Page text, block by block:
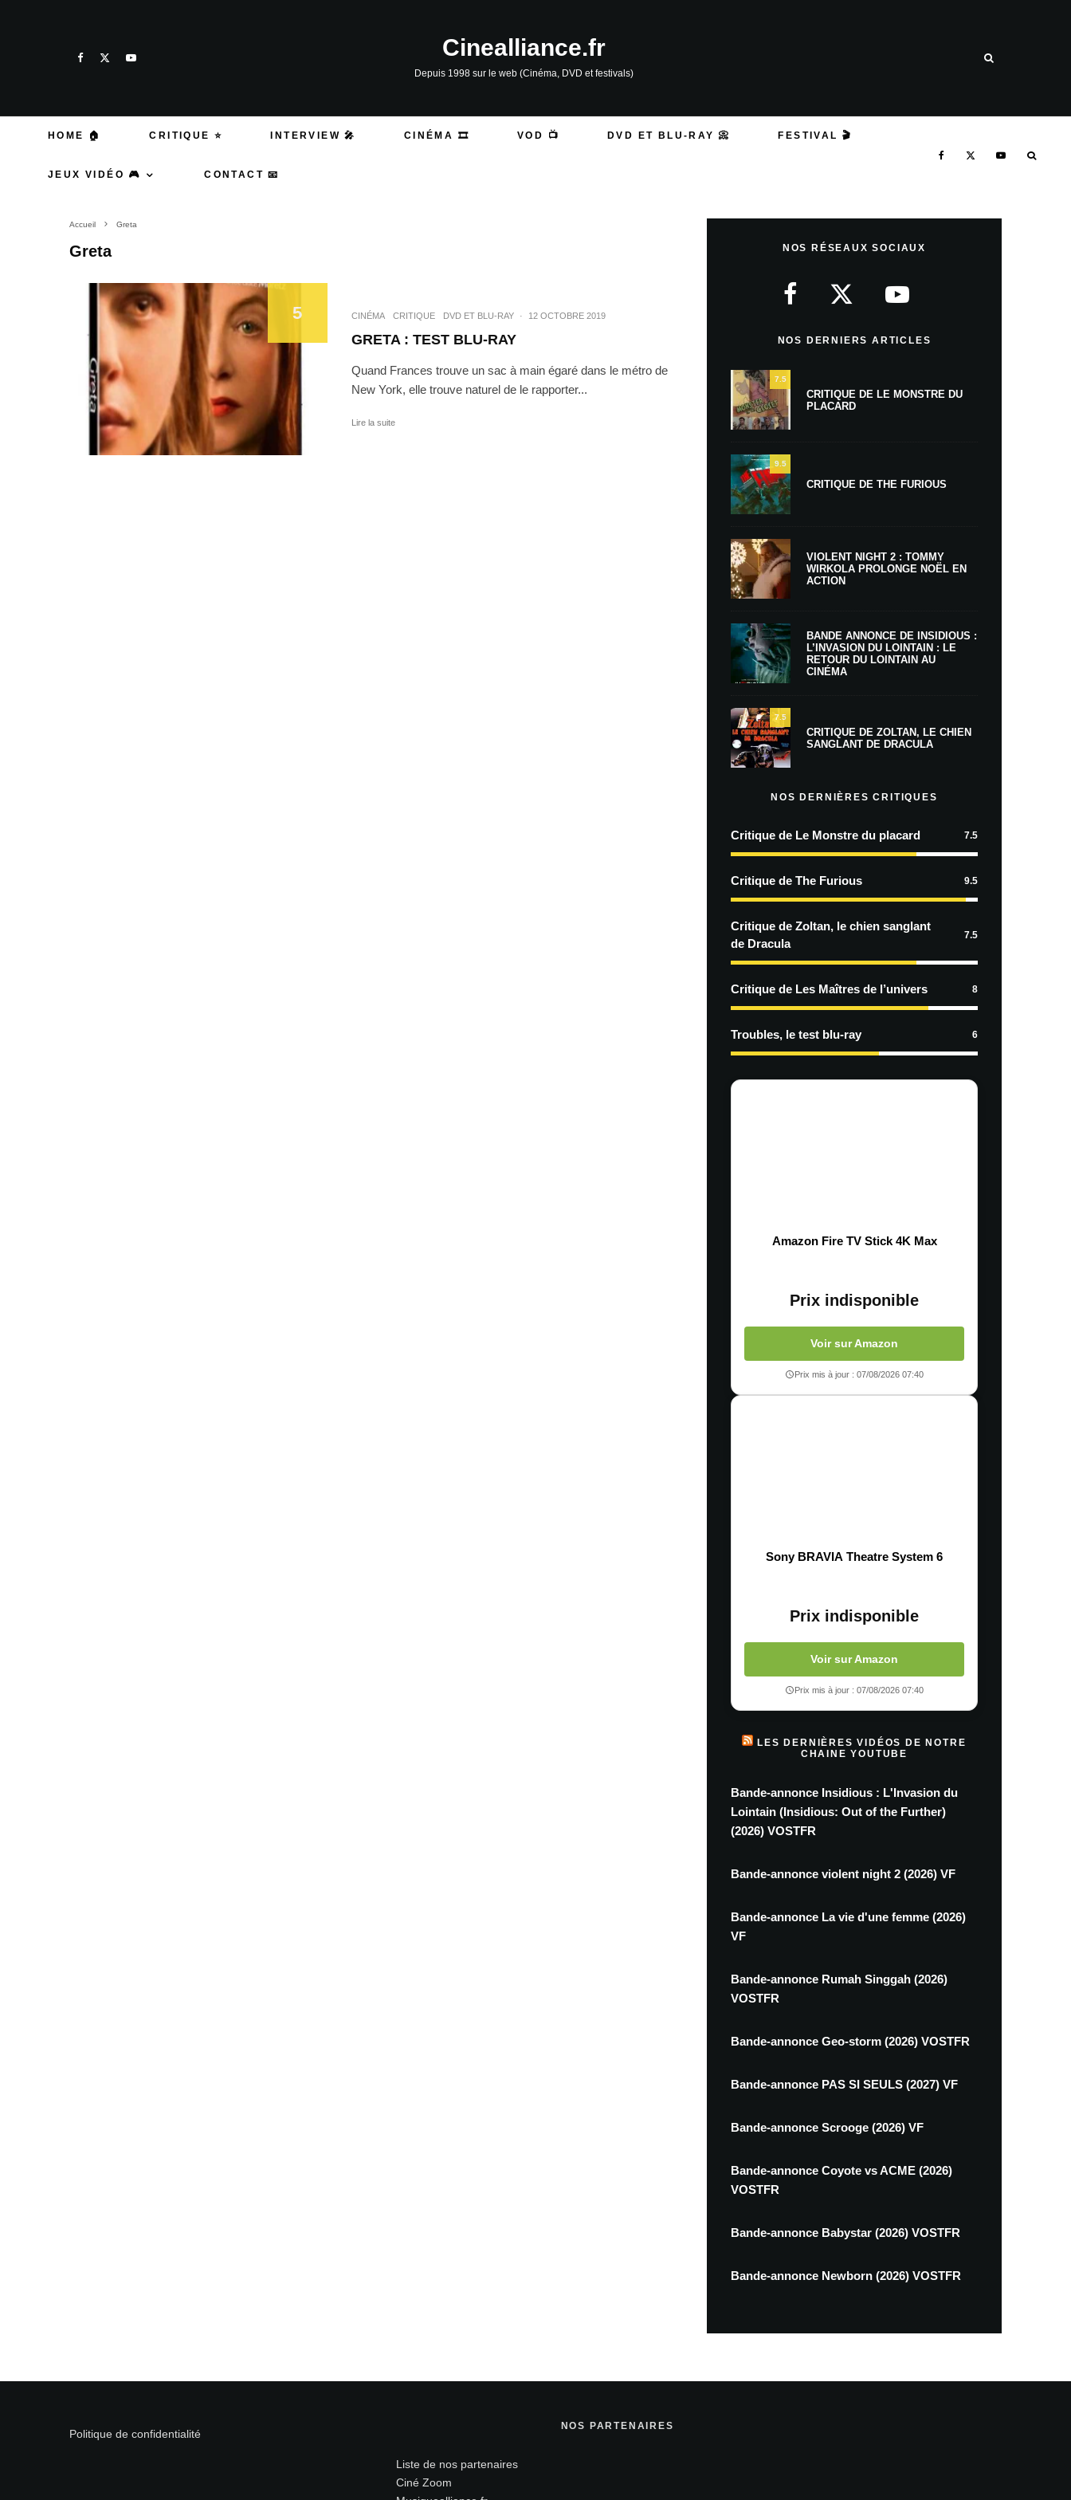
Cinealliance.fr
Depuis 1998 sur le web (Cinéma, DVD et festivals)
HOME 🏠 CRITIQUE ⭐ INTERVIEW 🎤 CINÉMA 🎞️ VOD 📺 DVD ET BLU-RAY 📀 FESTIVAL 🎬
JEUX VIDÉO 🎮 CONTACT 📧
Accueil Greta
Greta
5 CINÉMA CRITIQUE DVD ET BLU-RAY · 12 OCTOBRE 2019
GRETA : TEST BLU-RAY
Quand Frances trouve un sac à main égaré dans le métro de
New York, elle trouve naturel de le rapporter...
Lire la suite
NOS RÉSEAUX SOCIAUX
NOS DERNIERS ARTICLES
7.5
CRITIQUE DE LE MONSTRE DU
PLACARD
9.5
CRITIQUE DE THE FURIOUS
VIOLENT NIGHT 2 : TOMMY
WIRKOLA PROLONGE NOËL EN
ACTION
BANDE ANNONCE DE INSIDIOUS :
L’INVASION DU LOINTAIN : LE
RETOUR DU LOINTAIN AU
CINÉMA
7.5
CRITIQUE DE ZOLTAN, LE CHIEN
SANGLANT DE DRACULA
NOS DERNIÈRES CRITIQUES
Critique de Le Monstre du placard 7.5
Critique de The Furious 9.5
Critique de Zoltan, le chien sanglant
de Dracula
7.5
Critique de Les Maîtres de l’univers 8
Troubles, le test blu-ray 6
Amazon Fire TV Stick 4K Max
Prix indisponible
Voir sur Amazon
Prix mis à jour : 07/08/2026 07:40
Sony BRAVIA Theatre System 6
Prix indisponible
Voir sur Amazon
Prix mis à jour : 07/08/2026 07:40
LES DERNIÈRES VIDÉOS DE NOTRE
CHAINE YOUTUBE
Bande-annonce Insidious : L'Invasion du
Lointain (Insidious: Out of the Further)
(2026) VOSTFR
Bande-annonce violent night 2 (2026) VF
Bande-annonce La vie d'une femme (2026)
VF
Bande-annonce Rumah Singgah (2026)
VOSTFR
Bande-annonce Geo-storm (2026) VOSTFR
Bande-annonce PAS SI SEULS (2027) VF
Bande-annonce Scrooge (2026) VF
Bande-annonce Coyote vs ACME (2026)
VOSTFR
Bande-annonce Babystar (2026) VOSTFR
Bande-annonce Newborn (2026) VOSTFR
Politique de confidentialité
NOS PARTENAIRES
Liste de nos partenaires
Ciné Zoom